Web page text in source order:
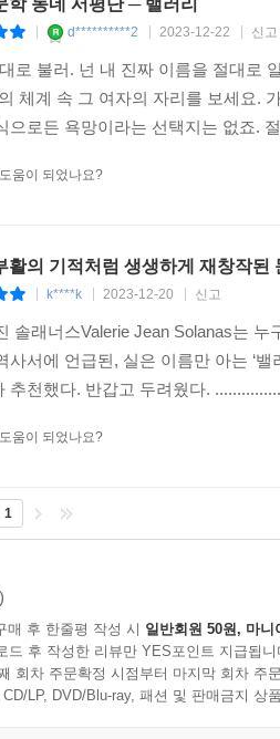
학 동네 서평단 ─ 밸러리
d**********2 2023-12-22 신고
로 불러. 넌 내 진짜 이름을 절대로
체계 속 그 여자의 자리를 보세요.
으로든 욕망이라는 선택지는 없죠.
움이 되었나요?
활의 기적처럼 생생하게 재창작된
k****k 2023-12-20 신고
솔래너스Valerie Jean Solanas는
사서에 언급된, 실은 이름만 아는 ‘
추천했다. 반갑고 두려웠다.
움이 되었나요?
1
매 후 한줄평 작성 시 일반회원 50원, 마니
드 후 작성한 리뷰만 YES포인트 지급됩니
회차 주문확정 시점부터 마지막 회차 주
LP, DVD/Blu-ray, 패션 및 판매금지 상